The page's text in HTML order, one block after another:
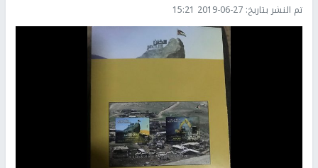
تم النشر بتاريخ: 2019-06-27 15:21